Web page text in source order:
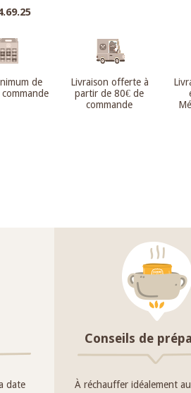
de
Livraison offerte à
partir de 80€ de
commande
date
Conseils de
À réchauffer idéalement